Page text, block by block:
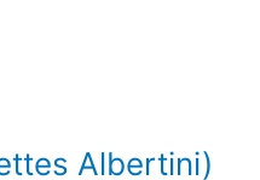
Albertini)